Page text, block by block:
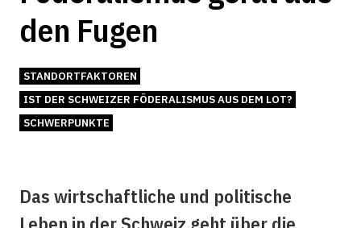
den Fugen
STANDORTFAKTOREN
IST DER SCHWEIZER FÖDERALISMUS AUS DEM LOT?
SCHWERPUNKTE
Das wirtschaftliche und politische
Leben in der Schweiz geht über die